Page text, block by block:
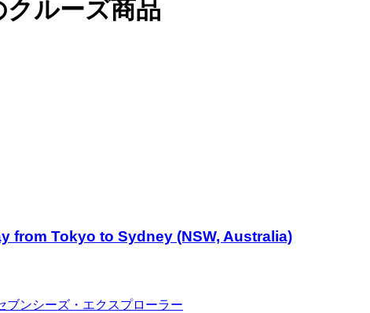
クルーズ商品
from Tokyo to Sydney (NSW, Australia)
ブンシーズ・エクスプローラー